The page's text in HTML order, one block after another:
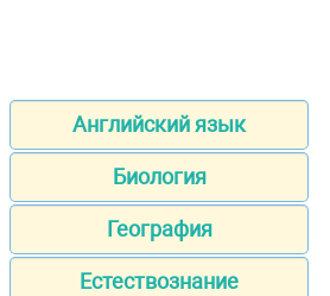
Английский язык
Биология
География
Естествознание